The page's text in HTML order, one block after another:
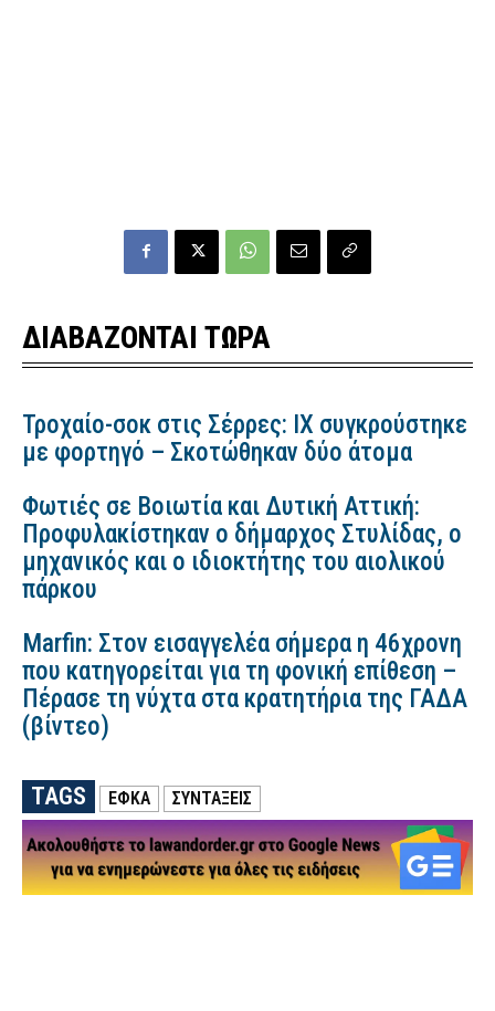
ΔΙΑΒΑΖΟΝΤΑΙ ΤΩΡΑ
Τροχαίο-σοκ στις Σέρρες: ΙΧ συγκρούστηκε
με φορτηγό – Σκοτώθηκαν δύο άτομα
Φωτιές σε Βοιωτία και Δυτική Αττική:
Προφυλακίστηκαν ο δήμαρχος Στυλίδας, ο
μηχανικός και ο ιδιοκτήτης του αιολικού
πάρκου
Marfin: Στον εισαγγελέα σήμερα η 46χρονη
που κατηγορείται για τη φονική επίθεση –
Πέρασε τη νύχτα στα κρατητήρια της ΓΑΔΑ
(βίντεο)
TAGS ΕΦΚΑ ΣΥΝΤΑΞΕΙΣ